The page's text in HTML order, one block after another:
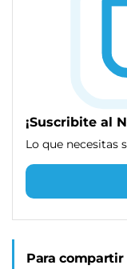
¡Suscribite al
Lo que necesitas
Para compartir